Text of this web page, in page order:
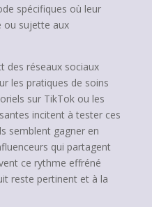
spécifiques où leur
ou sujette aux
des réseaux sociaux
les pratiques de soins
sur TikTok ou les
incitent à tester ces
semblent gagner en
qui partagent
ce rythme effréné
reste pertinent et à la